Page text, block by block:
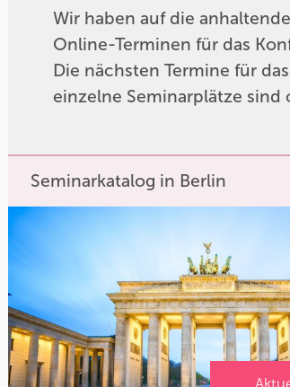
Wir haben auf die
Online-Terminen für das
Die nächsten Termine für
einzelne Seminarplätze
Seminarkatalog in Berlin